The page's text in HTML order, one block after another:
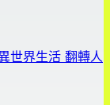
世界生活 翻轉人